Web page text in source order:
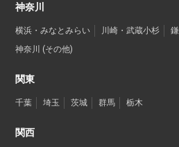
神奈川
横浜・みなとみらい 川崎・武蔵小杉
神奈川 (その他)
関東
千葉 埼玉 茨城 群馬 栃木
関西